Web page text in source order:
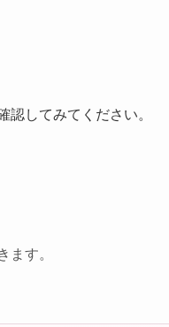
してみてください。
ます。